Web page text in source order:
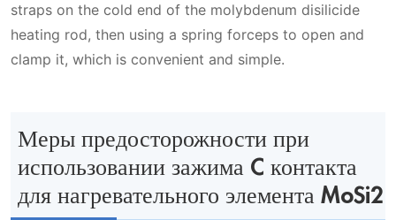
straps on the cold end of the molybdenum disilicide
heating rod, then using a spring forceps to open and
clamp it, which is convenient and simple.
Меры предосторожности при
использовании зажима C контакта
для нагревательного элемента MoSi2